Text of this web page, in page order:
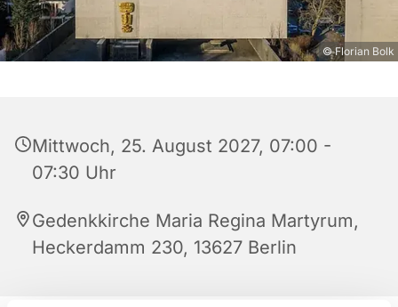
© Florian Bolk
Mittwoch, 25. August 2027, 07:00 -
07:30 Uhr
Gedenkkirche Maria Regina Martyrum,
Heckerdamm 230, 13627 Berlin